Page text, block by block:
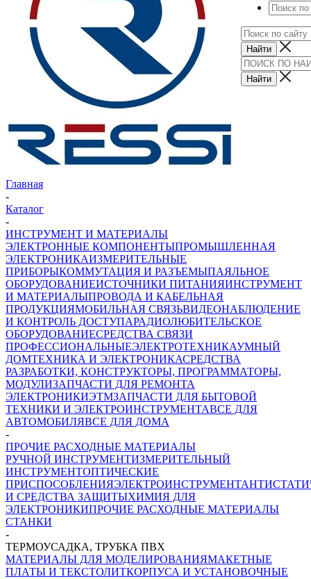
Главная
-
Каталог
-
ИНСТРУМЕНТ И МАТЕРИАЛЫ
ЭЛЕКТРОННЫЕ КОМПОНЕНТЫПРОМЫШЛЕННАЯ
ЭЛЕКТРОНИКАИЗМЕРИТЕЛЬНЫЕ
ПРИБОРЫКОММУТАЦИЯ И РАЗЪЕМЫПАЯЛЬНОЕ
ОБОРУДОВАНИЕИСТОЧНИКИ ПИТАНИЯИНСТРУМЕНТ
И МАТЕРИАЛЫПРОВОДА И КАБЕЛЬНАЯ
ПРОДУКЦИЯМОБИЛЬНАЯ СВЯЗЬВИДЕОНАБЛЮДЕНИЕ
И КОНТРОЛЬ ДОСТУПАРАДИОЛЮБИТЕЛЬСКОЕ
ОБОРУДОВАНИЕСРЕДСТВА СВЯЗИ
ПРОФЕССИОНАЛЬНЫЕЭЛЕКТРОТЕХНИКАУМНЫЙ
ДОМТЕХНИКА И ЭЛЕКТРОНИКАСРЕДСТВА
РАЗРАБОТКИ, КОНСТРУКТОРЫ, ПРОГРАММАТОРЫ,
МОДУЛИЗАПЧАСТИ ДЛЯ РЕМОНТА
ЭЛЕКТРОНИКИЭТМЗАПЧАСТИ ДЛЯ БЫТОВОЙ
ТЕХНИКИ И ЭЛЕКТРОИНСТРУМЕНТАВСЕ ДЛЯ
АВТОМОБИЛЯВСЕ ДЛЯ ДОМА
-
ПРОЧИЕ РАСХОДНЫЕ МАТЕРИАЛЫ
РУЧНОЙ ИНСТРУМЕНТИЗМЕРИТЕЛЬНЫЙ
ИНСТРУМЕНТОПТИЧЕСКИЕ
ПРИСПОСОБЛЕНИЯЭЛЕКТРОИНСТРУМЕНТ
И СРЕДСТВА ЗАЩИТЫХИМИЯ ДЛЯ
ЭЛЕКТРОНИКИПРОЧИЕ РАСХОДНЫЕ МАТЕРИАЛЫ
СТАНКИ
-
ТЕРМОУСАДКА, ТРУБКА ПВХ
МАТЕРИАЛЫ ДЛЯ МОДЕЛИРОВАНИЯМАКЕТНЫЕ
ПЛАТЫ И ТЕКСТОЛИТКОРПУСА И УСТАНОВОЧНЫЕ